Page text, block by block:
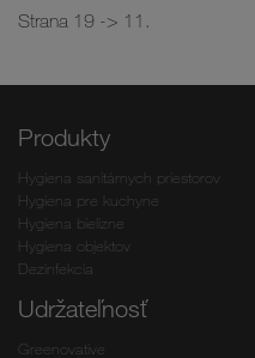
Strana 19 -> 11.
Produkty
Hygiena sanitárnych priestorov
Hygiena pre kuchyne
Hygiena bielizne
Hygiena objektov
Dezinfekcia
Udržateľnosť
Greenovative